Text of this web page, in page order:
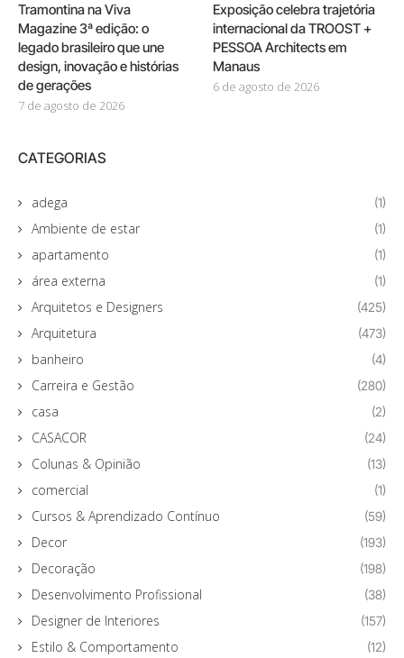
Tramontina na Viva
Magazine 3ª edição: o
legado brasileiro que une
design, inovação e histórias
de gerações
7 de agosto de 2026
Exposição celebra trajetória
internacional da TROOST +
PESSOA Architects em
Manaus
6 de agosto de 2026
CATEGORIAS
adega (1)
Ambiente de estar (1)
apartamento (1)
área externa (1)
Arquitetos e Designers (425)
Arquitetura (473)
banheiro (4)
Carreira e Gestão (280)
casa (2)
CASACOR (24)
Colunas & Opinião (13)
comercial (1)
Cursos & Aprendizado Contínuo (59)
Decor (193)
Decoração (198)
Desenvolvimento Profissional (38)
Designer de Interiores (157)
Estilo & Comportamento (12)